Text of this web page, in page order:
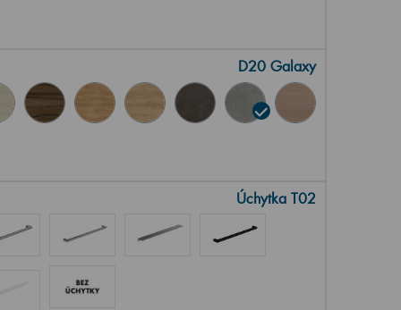
D20 Galaxy
Úchytka T02